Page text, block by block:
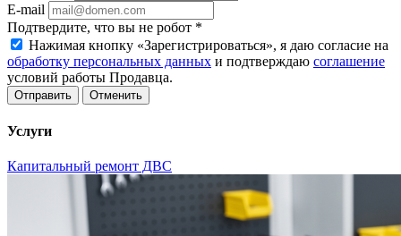
E-mail
Подтвердите, что вы не робот *
Нажимая кнопку «Зарегистрироваться», я даю согласие на
обработку персональных данных и подтверждаю соглашение
условий работы Продавца.
Отменить
Услуги
Капитальный ремонт ДВС